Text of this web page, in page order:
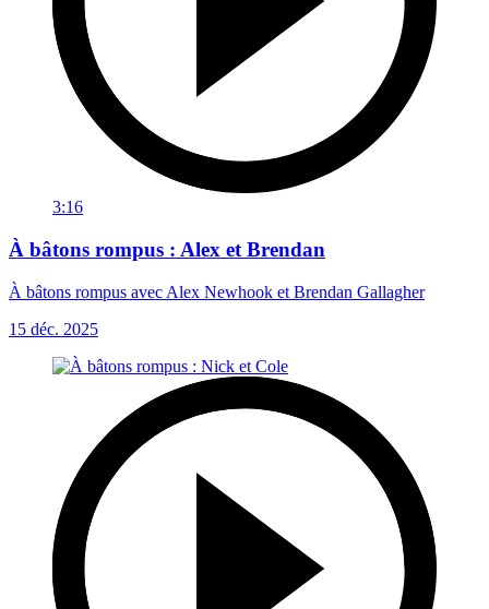
3:16
À bâtons rompus : Alex et Brendan
À bâtons rompus avec Alex Newhook et Brendan Gallagher
15 déc. 2025